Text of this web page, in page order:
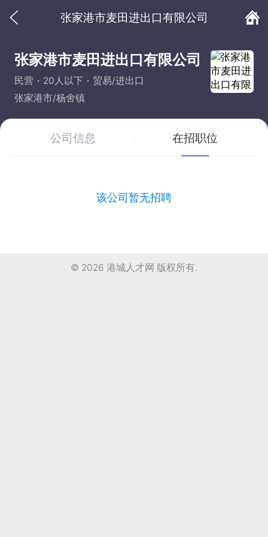
张家港市麦田进出口有限公司
张家港市麦田进出口有限公司
民营 20人以下
贸易/进出口
张家港市/杨舍镇
公司信息 在招职位
该公司暂无招聘
© 2026 港城人才网 版权所有.